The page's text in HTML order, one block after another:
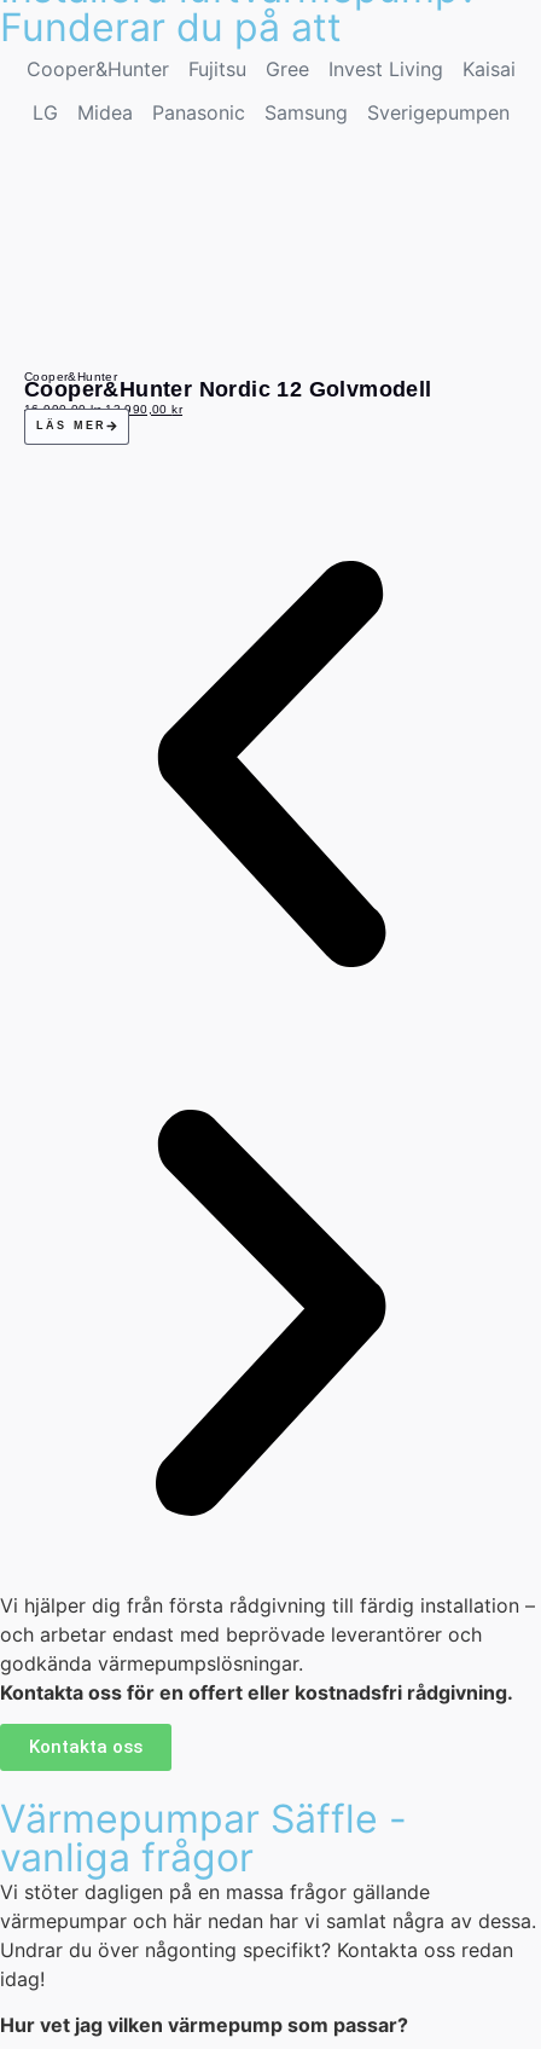
Funderar du på att
Cooper&Hunter Fujitsu Gree Invest Living
Kaisai
LG
Midea Panasonic Samsung Sverigepumpen
Cooper&Hunter
Cooper&Hunter Nordic 12 Golvmodell
16 990,00kr 13 990,00kr
LÄS MER
Vi hjälper dig från första rådgivning till färdig installation –
och arbetar endast med beprövade leverantörer och
godkända värmepumpslösningar.
Kontakta oss för en offert eller kostnadsfri rådgivning.
Kontakta oss
Värmepumpar Säffle -
vanliga frågor
Vi stöter dagligen på en massa frågor gällande
värmepumpar och här nedan har vi samlat några av dessa.
Undrar du över någonting specifikt? Kontakta oss redan
idag!
Hur vet jag vilken värmepump som passar?